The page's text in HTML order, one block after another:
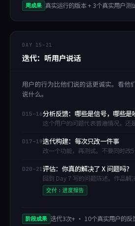
周成果 真实运行的版本 + 3个真实用户测
DAY 15–21
迭代：听用户说话
用户的行为比他们说的话更诚实。看他
说什么。
D15–16分析反馈：哪些是信号，哪些是
这个用户的问题代表普遍情况，还
D17–19迭代构建：每次只改一件事
改一个功能，再测试。不要同时改
D20–21 评估：你真的解决了 X 问题吗？
回到 Day 7 写的问题陈述。作品解
交付：进度报告
阶段成果 迭代3次+ · 10个真实用户的反